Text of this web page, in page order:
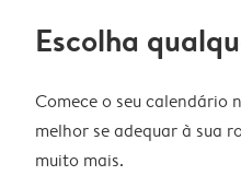
Escolha
Comece o seu calendário
melhor se adequar à sua
muito mais.